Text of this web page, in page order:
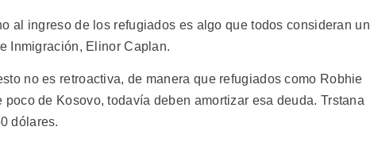
al ingreso de los refugiados es algo que todos consideran un
Inmigración, Elinor Caplan.
no es retroactiva, de manera que refugiados como Robhie
de Kosovo, todavía deben amortizar esa deuda. Trstana
dólares.